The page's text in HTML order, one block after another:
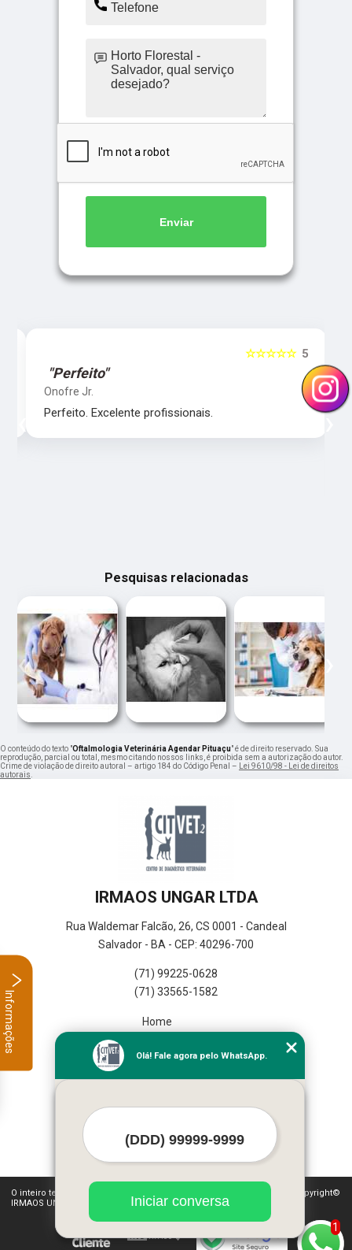
Enviar
5
☆☆☆☆☆
"Perfeito"
Onofre Jr.
Perfeito. Excelente profissionais.
‹ ›
Pesquisas relacionadas
‹ ›
O conteúdo do texto "Oftalmologia Veterinária Agendar Pituaçu" é de direito reservado. Sua
reprodução, parcial ou total, mesmo citando nossos links, é proibida sem a autorização do autor.
Crime de violação de direito autoral – artigo 184 do Código Penal – Lei 9610/98 - Lei de direitos
autorais.
IRMAOS UNGAR LTDA
Rua Waldemar Falcão, 26, CS 0001 - Candeal
Salvador - BA - CEP: 40296-700
(71) 99225-0628
(71) 33565-1582
Home
Missão
Serviços
O inteiro teor deste site está sujeito à proteção de direitos autorais. Copyright©
IRMAOS UNGAR LTDA (Lei 9610 de 19/02/1998)
1
Olá! Fale agora pelo WhatsApp.
Iniciar conversa
Informações